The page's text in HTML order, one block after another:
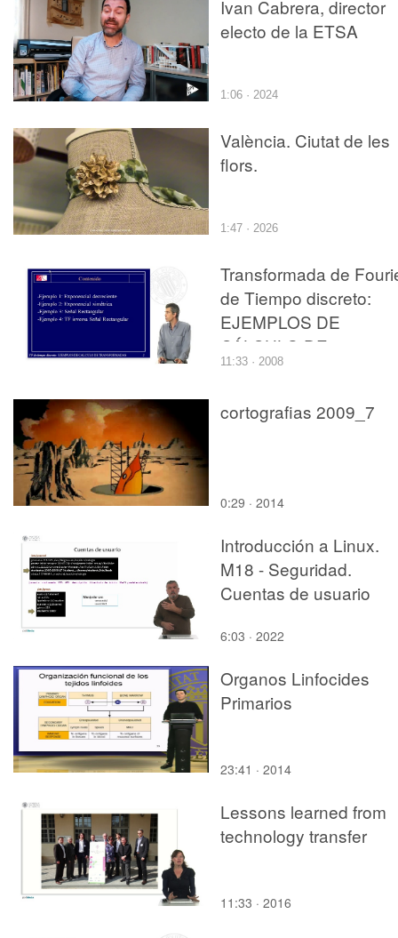
Ivan Cabrera, director
electo de la ETSA
1:06 · 2024
València. Ciutat de les
flors.
1:47 · 2026
Transformada de
de Tiempo discreto:
EJEMPLOS DE
CÁLCULO DE
TRANSFORMADAS
11:33 · 2008
cortografias 2009_7
0:29 · 2014
Introducción a Linux.
M18 - Seguridad.
Cuentas de usuario
6:03 · 2022
Organos Linfocides
Primarios
23:41 · 2014
Lessons learned from
technology transfer
11:33 · 2016